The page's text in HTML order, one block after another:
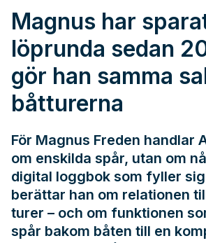
Magnus har
löprunda sedan
gör han samma
båtturerna
För Magnus Freden handlar
om enskilda spår, utan om
digital loggbok som fyller
berättar han om relationen
turer – och om funktionen
spår bakom båten till en